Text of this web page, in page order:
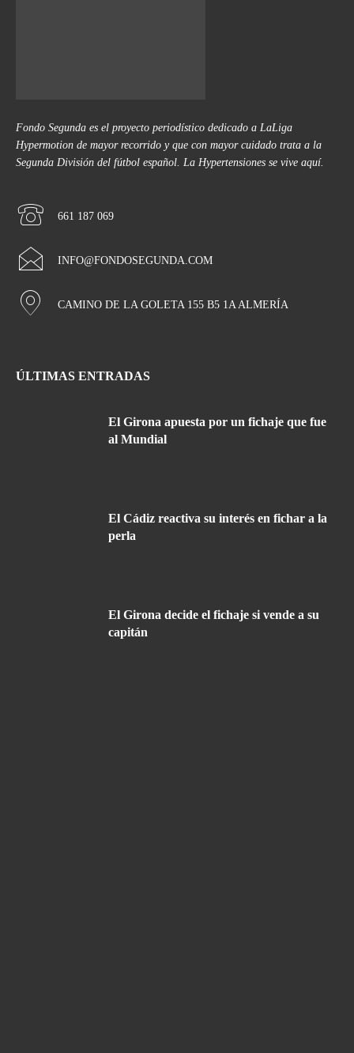
Fondo Segunda es el proyecto periodístico dedicado a LaLiga
Hypermotion de mayor recorrido y que con mayor cuidado trata a la
Segunda División del fútbol español. La Hypertensiones se vive aquí.
661 187 069
INFO@FONDOSEGUNDA.COM
CAMINO DE LA GOLETA 155 B5 1A ALMERÍA
ÚLTIMAS ENTRADAS
El Girona apuesta por un fichaje que fue
al Mundial
El Cádiz reactiva su interés en fichar a la
perla
El Girona decide el fichaje si vende a su
capitán